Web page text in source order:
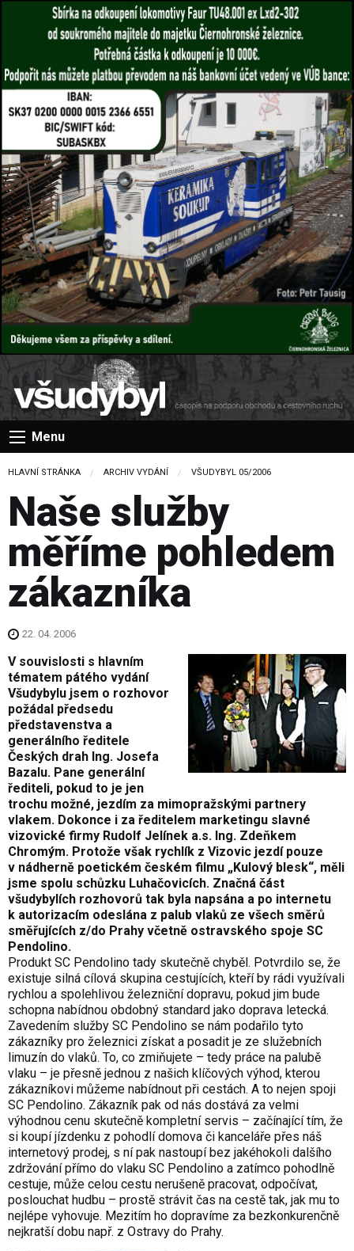
Menu
HLAVNÍ STRÁNKA ARCHIV VYDÁNÍ VŠUDYBYL 05/2006
Naše služby
měříme pohledem
zákazníka
22. 04. 2006
V souvislosti s hlavním
tématem pátého vydání
Všudybylu jsem o rozhovor
požádal předsedu
představenstva a
generálního ředitele
Českých drah Ing. Josefa
Bazalu. Pane generální
řediteli, pokud to je jen
trochu možné, jezdím za mimopražskými partnery
vlakem. Dokonce i za ředitelem marketingu slavné
vizovické firmy Rudolf Jelínek a.s. Ing. Zdeňkem
Chromým. Protože však rychlík z Vizovic jezdí pouze
v nádherně poetickém českém filmu „Kulový blesk“, měli
jsme spolu schůzku Luhačovicích. Značná část
všudybylích rozhovorů tak byla napsána a po internetu
k autorizacím odeslána z palub vlaků ze všech směrů
směřujících z/do Prahy včetně ostravského spoje SC
Pendolino.
Produkt SC Pendolino tady skutečně chyběl. Potvrdilo se, že
existuje silná cílová skupina cestujících, kteří by rádi využívali
rychlou a spolehlivou železniční dopravu, pokud jim bude
schopna nabídnou obdobný standard jako doprava letecká.
Zavedením služby SC Pendolino se nám podařilo tyto
zákazníky pro železnici získat a posadit je ze služebních
limuzín do vlaků. To, co zmiňujete – tedy práce na palubě
vlaku – je přesně jednou z našich klíčových výhod, kterou
zákazníkovi můžeme nabídnout při cestách. A to nejen spoji
SC Pendolino. Zákazník pak od nás dostává za velmi
výhodnou cenu skutečně kompletní servis – začínající tím, že
si koupí jízdenku z pohodlí domova či kanceláře přes náš
internetový prodej, s ní pak nastoupí bez jakéhokoli dalšího
zdržování přímo do vlaku SC Pendolino a zatímco pohodlně
cestuje, může celou cestu nerušeně pracovat, odpočívat,
poslouchat hudbu – prostě strávit čas na cestě tak, jak mu to
nejlépe vyhovuje. Mezitím ho dopravíme za bezkonkurenčně
nejkratší dobu např. z Ostravy do Prahy.